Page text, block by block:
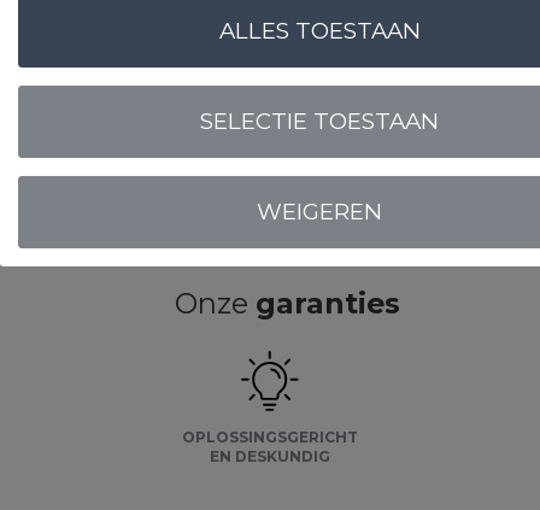
LOGIN VOOR PRIJS
Onze garanties
OPLOSSINGSGERICHT
EN DESKUNDIG
WEIGEREN
SELECTIE TOESTAAN
ALLES TOESTAAN